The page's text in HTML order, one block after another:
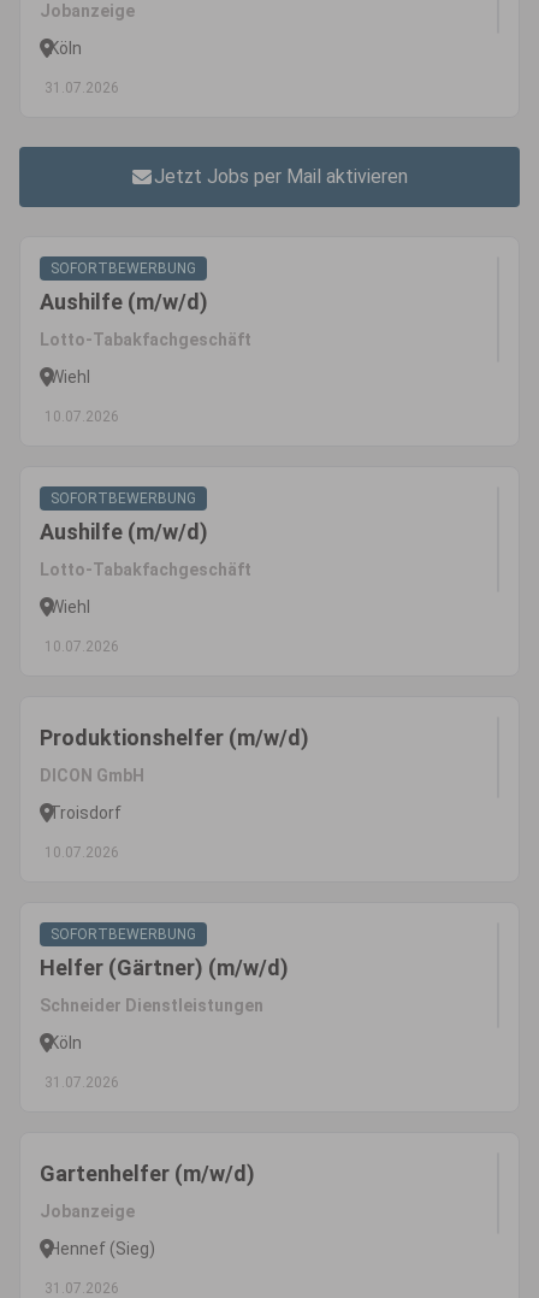
Jobanzeige
Köln
31.07.2026
Jetzt Jobs per Mail aktivieren
SOFORTBEWERBUNG
Aushilfe (m/w/d)
Lotto-Tabakfachgeschäft
Wiehl
10.07.2026
SOFORTBEWERBUNG
Aushilfe (m/w/d)
Lotto-Tabakfachgeschäft
Wiehl
10.07.2026
Produktionshelfer (m/w/d)
DICON GmbH
Troisdorf
10.07.2026
SOFORTBEWERBUNG
Helfer (Gärtner) (m/w/d)
Schneider Dienstleistungen
Köln
31.07.2026
Gartenhelfer (m/w/d)
Jobanzeige
Hennef (Sieg)
31.07.2026